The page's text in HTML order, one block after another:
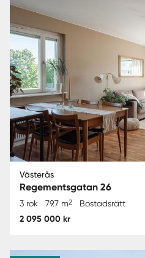
Västerås
Regementsgatan 26
3 rok 79.7 m2 Bostadsrätt
2 095 000 kr